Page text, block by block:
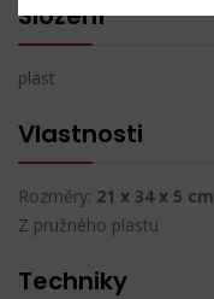
Složení
plast
Vlastnosti
Rozměry: 21 x 34 x 5 cm
Z pružného plastu
Techniky